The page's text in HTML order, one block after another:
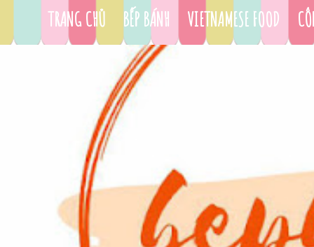
TRANG CHỦ BẾP BÁNH VIETNAMESE FOOD